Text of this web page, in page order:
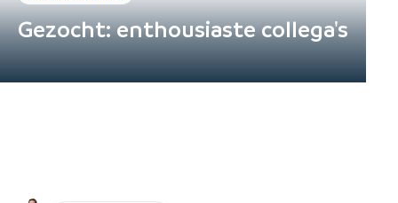
Gezocht: enthousiaste collega's